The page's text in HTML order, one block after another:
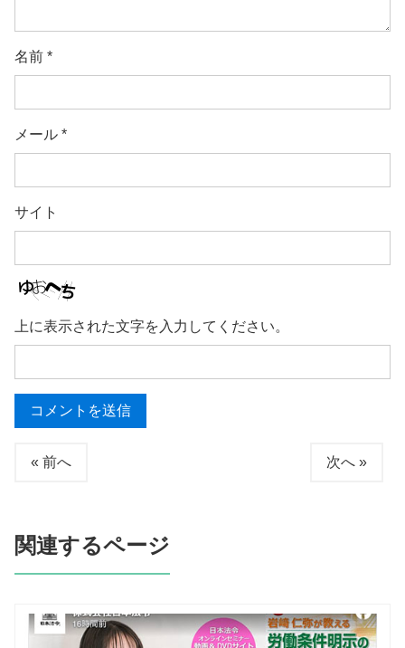
名前 *
メール *
サイト
上に表示された文字を入力してください。
« 前へ 次へ »
関連するページ